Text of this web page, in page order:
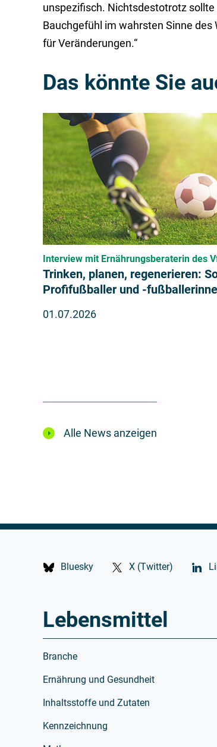
unspezifisch. Nichtsdestotrotz
Bauchgefühl im wahrsten Sinne
für Veränderungen.“
Das könnte Sie
Interview mit Ernährungsberaterin des
Trinken, planen, regenerieren:
Profifußballer und -
01.07.2026
Alle News anzeigen
Bluesky
X (Twitter)
Lebensmittel
Branche
Ernährung und Gesundheit
Inhaltsstoffe und Zutaten
Kennzeichnung